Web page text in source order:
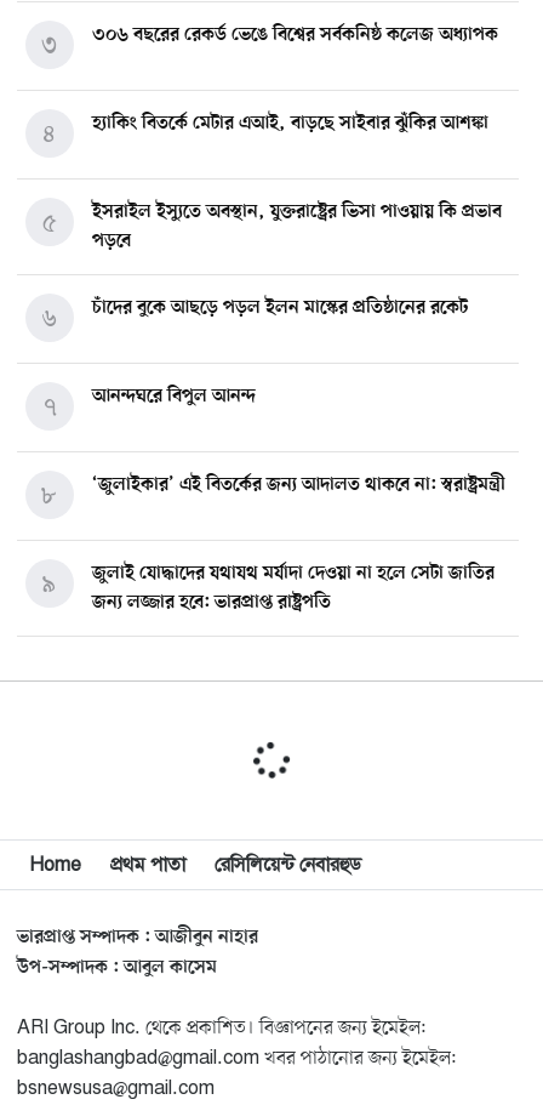
৩০৬ বছরের রেকর্ড ভেঙে বিশ্বের সর্বকনিষ্ঠ কলেজ অধ্যাপক
৩
হ্যাকিং বিতর্কে মেটার এআই, বাড়ছে সাইবার ঝুঁকির আশঙ্কা
৪
ইসরাইল ইস্যুতে অবস্থান, যুক্তরাষ্ট্রের ভিসা পাওয়ায় কি প্রভাব
পড়বে
৫
চাঁদের বুকে আছড়ে পড়ল ইলন মাস্কের প্রতিষ্ঠানের রকেট
৬
আনন্দঘরে বিপুল আনন্দ
৭
‘জুলাইকার’ এই বিতর্কের জন্য আদালত থাকবে না: স্বরাষ্ট্রমন্ত্রী
৮
জুলাই যোদ্ধাদের যথাযথ মর্যাদা দেওয়া না হলে সেটা জাতির
জন্য লজ্জার হবে: ভারপ্রাপ্ত রাষ্ট্রপতি
৯
১০
মিশিগানে দক্ষিণ সুরমা ওয়েলফেয়ার অ্যাসোসিয়েশনের
বিশ্বজুড়ে কূটনৈতিক পুনর্বিন্যাস, ৫ অঞ্চলে মিশন বন্ধ করছে
যুক্তরাষ্ট্র
১২
মিশিগানে ফ্রেন্ডস এন্ড ফ্যামিলির বনভোজনে প্রাণের উচ্ছ্বাস
১৩
মিশিগানে ডেমোক্র্যাটদের প্রাইমারিতে আল-সাইয়েদকে হারাতে
কেন এত মরিয়া ইসারায়েলি লবি এআইপ্যাক
১৪
Home প্রথম পাতা রেসিলিয়েন্ট নেবারহুড
ভারপ্রাপ্ত সম্পাদক : আজীবুন নাহার
উপ-সম্পাদক : আবুল কাসেম
ARI Group Inc. থেকে প্রকাশিত। বিজ্ঞাপনের জন্য ইমেইল:
banglashangbad@gmail.com খবর পাঠানোর জন্য ইমেইল:
bsnewsusa@gmail.com